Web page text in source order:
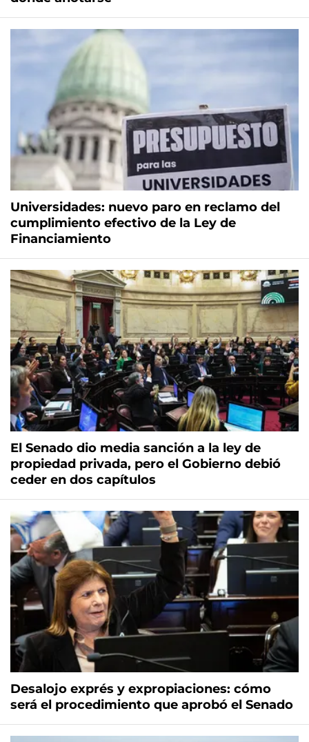
Universidades: nuevo paro en reclamo del
cumplimiento efectivo de la Ley de
Financiamiento
El Senado dio media sanción a la ley de
propiedad privada, pero el Gobierno debió
ceder en dos capítulos
Desalojo exprés y expropiaciones: cómo
será el procedimiento que aprobó el Senado